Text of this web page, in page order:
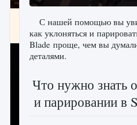
Как найти Гробницу Изгоев в
9 августа 2024 1 337
С нашей помощью вы
как уклоняться и
Blade проще, чем вы
деталями.
Что нужно знать
и парировании в